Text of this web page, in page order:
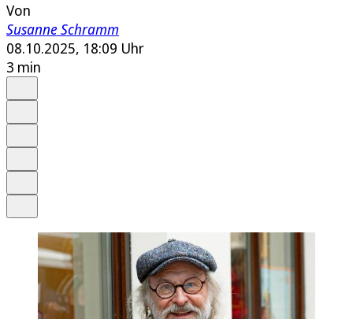
Von
Susanne Schramm
08.10.2025, 18:09 Uhr
3 min